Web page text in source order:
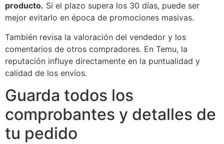
producto. Si el plazo supera los 30 días, puede ser
mejor evitarlo en época de promociones masivas.
También revisa la valoración del vendedor y los
comentarios de otros compradores. En Temu, la
reputación influye directamente en la puntualidad y
calidad de los envíos.
Guarda todos los
comprobantes y detalles de
tu pedido